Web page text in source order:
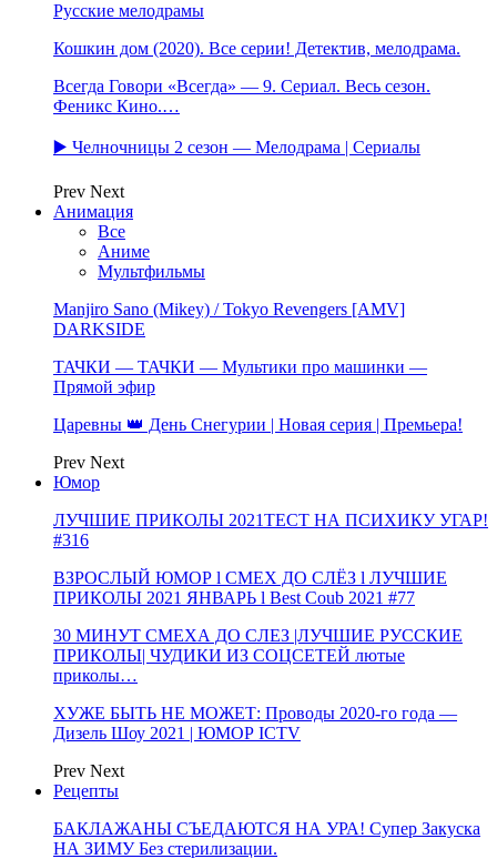
Русские мелодрамы
Кошкин дом (2020). Все серии! Детектив, мелодрама.
Всегда Говори «Всегда» — 9. Сериал. Весь сезон.
Феникс Кино.…
▶️ Челночницы 2 сезон — Мелодрама | Сериалы
Prev Next
Анимация
Все
Аниме
Мультфильмы
Manjiro Sano (Mikey) / Tokyo Revengers [AMV]
DARKSIDE
ТАЧКИ — ТАЧКИ — Мультики про машинки —
Прямой эфир
Царевны 👑 День Снегурии | Новая серия | Премьера!
Prev Next
Юмор
ЛУЧШИЕ ПРИКОЛЫ 2021ТЕСТ НА ПСИХИКУ УГАР!
#316
ВЗРОСЛЫЙ ЮМОР l СМЕХ ДО СЛЁЗ l ЛУЧШИЕ
ПРИКОЛЫ 2021 ЯНВАРЬ l Best Coub 2021 #77
30 МИНУТ СМЕХА ДО СЛЕЗ |ЛУЧШИЕ РУССКИЕ
ПРИКОЛЫ| ЧУДИКИ ИЗ СОЦСЕТЕЙ лютые
приколы…
ХУЖЕ БЫТЬ НЕ МОЖЕТ: Проводы 2020-го года —
Дизель Шоу 2021 | ЮМОР ICTV
Prev Next
Рецепты
БАКЛАЖАНЫ СЪЕДАЮТСЯ НА УРА! Супер Закуска
НА ЗИМУ Без стерилизации.